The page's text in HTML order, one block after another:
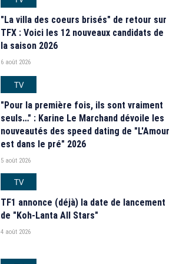
"La villa des coeurs brisés" de retour sur
TFX : Voici les 12 nouveaux candidats de
la saison 2026
6 août 2026
TV
"Pour la première fois, ils sont vraiment
seuls…" : Karine Le Marchand dévoile les
nouveautés des speed dating de "L'Amour
est dans le pré" 2026
5 août 2026
TV
TF1 annonce (déjà) la date de lancement
de "Koh-Lanta All Stars"
4 août 2026